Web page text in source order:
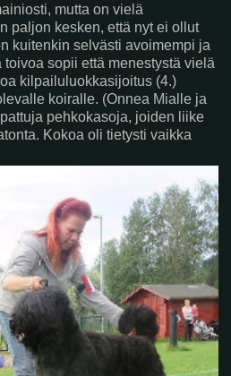
mutta on vielä
paljon kesken, että nyt ei ollut
kuitenkin selvästi avoimempi ja
sopii että menestystä vielä
kilpailuluokkasijoitus (4.)
koiralle. (Onnea Mialle ja
pehkokasoja, joiden liike
Kokoa oli tietysti vaikka